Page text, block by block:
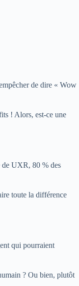
de dire « Wow
! Alors, est-ce une
de UXR, 80 % des
toute la différence
qui pourraient
? Ou bien, plutôt